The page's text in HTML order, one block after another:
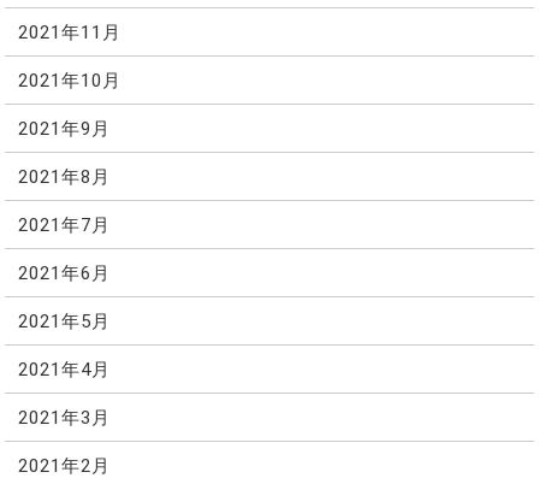
2021年11月
2021年10月
2021年9月
2021年8月
2021年7月
2021年6月
2021年5月
2021年4月
2021年3月
2021年2月